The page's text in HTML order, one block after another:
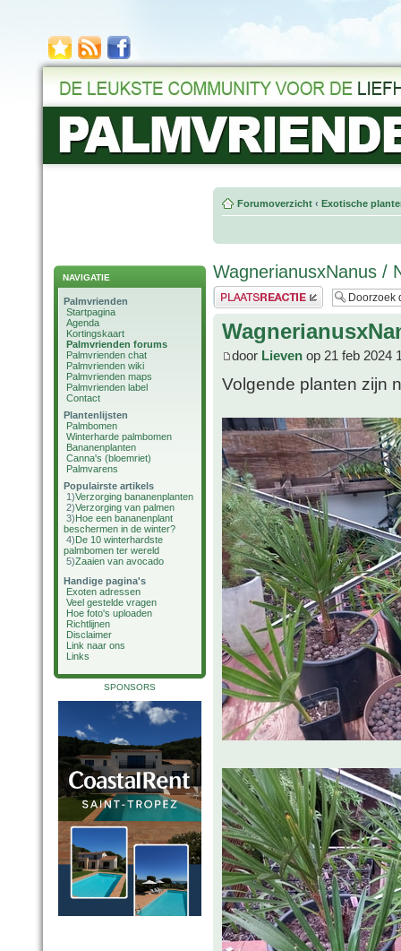
NAVIGATIE
Palmvrienden
Startpagina
Agenda
Kortingskaart
Palmvrienden forums
Palmvrienden chat
Palmvrienden wiki
Palmvrienden maps
Palmvrienden label
Contact
Plantenlijsten
Palmbomen
Winterharde palmbomen
Bananenplanten
Canna's (bloemriet)
Palmvarens
Populairste artikels
1)Verzorging bananenplanten
2)Verzorging van palmen
3)Hoe een bananenplant
beschermen in de winter?
4)De 10 winterhardste
palmbomen ter wereld
5)Zaaien van avocado
Handige pagina's
Exoten adressen
Veel gestelde vragen
Hoe foto's uploaden
Richtlijnen
Disclaimer
Link naar ons
Links
SPONSORS
Forumoverzicht ‹ Exotische
WagnerianusxNanus /
Plaats een reactie
door Lieven op 21 feb 2024
Volgende planten zijn